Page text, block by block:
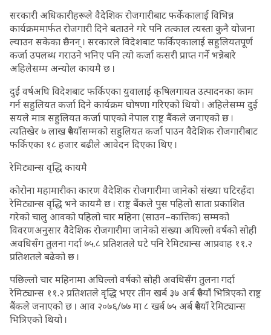
सरकारी अधिकारीहरूले वैदेशिक रोजगारीबाट फर्केकालाई विभिन्न
कार्यक्रममार्फत रोजगारी दिने बताउने गरे पनि तत्काल त्यस्ता कुनै योजना
ल्याउन सकेका छैनन् । सरकारले विदेशबाट फर्किएकालाई सहुलियतपूर्ण
कर्जा उपलब्ध गराउने भनिए पनि त्यो कर्जा कसरी प्राप्त गर्ने भन्नेबारे
अहिलेसम्म अन्योल कायमै छ ।
दुई वर्षअघि विदेशबाट फर्किएका युवालाई कृषिलगायत उत्पादनका काम
गर्न सहुलियत कर्जा दिने कार्यक्रम घोषणा गरिएको थियो । अहिलेसम्म दुई
सयले मात्र सहुलियत कर्जा पाएको नेपाल राष्ट्र बैंकले जनाएको छ ।
त्यतिखेर ७ लाख रुपैयाँसम्मको सहुलियत कर्जा पाउन वैदेशिक रोजगारीबाट
फर्किएका १८ हजार बढीले आवेदन दिएका थिए ।
रेमिट्यान्स वृद्धि कायमै
कोरोना महामारीका कारण वैदेशिक रोजगारीमा जानेको संख्या घटिरहँदा
रेमिट्यान्स वृद्धि भने कायमै छ । राष्ट्र बैंकले पुस पहिलो साता प्रकाशित
गरेको चालु आवको पहिलो चार महिना (साउन–कात्तिक) सम्मको
विवरणअनुसार वैदेशिक रोजगारीमा जानेको संख्या अघिल्लो वर्षको सोही
अवधिसँग तुलना गर्दा ७५.८ प्रतिशतले घटे पनि रेमिट्यान्स आप्रवाह ११.२
प्रतिशतले बढेको छ ।
पछिल्लो चार महिनामा अघिल्लो वर्षको सोही अवधिसँग तुलना गर्दा
रेमिट्यान्स ११.२ प्रतिशतले वृद्धि भएर तीन खर्ब ३७ अर्ब रुपैयाँ भित्रिएको राष्ट्र
बैंकले जनाएको छ । आव २०७६/७७ मा ८ खर्ब ७५ अर्ब रुपैयाँ रेमिट्यान्स
भित्रिएको थियो ।